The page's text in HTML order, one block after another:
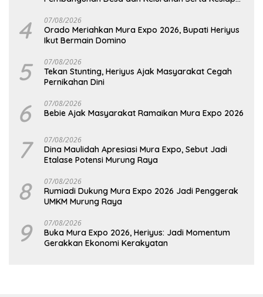
4 07/08/2026
Orado Meriahkan Mura Expo 2026, Bupati Heriyus
Ikut Bermain Domino
5 07/08/2026
Tekan Stunting, Heriyus Ajak Masyarakat Cegah
Pernikahan Dini
6 07/08/2026
Bebie Ajak Masyarakat Ramaikan Mura Expo 2026
7 07/08/2026
Dina Maulidah Apresiasi Mura Expo, Sebut Jadi
Etalase Potensi Murung Raya
8 07/08/2026
Rumiadi Dukung Mura Expo 2026 Jadi Penggerak
UMKM Murung Raya
9 07/08/2026
Buka Mura Expo 2026, Heriyus: Jadi Momentum
Gerakkan Ekonomi Kerakyatan